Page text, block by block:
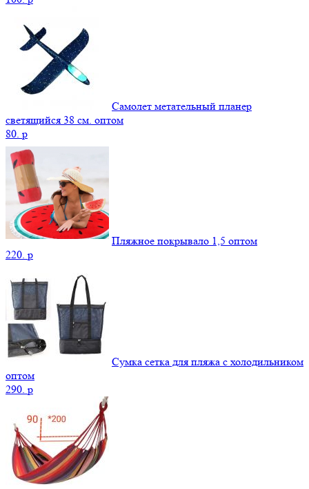
Самолет метательный планер
светящийся 38 см. оптом
80. p
Пляжное покрывало 1,5 оптом
220. p
Сумка сетка для пляжа с холодильником
оптом
290. p